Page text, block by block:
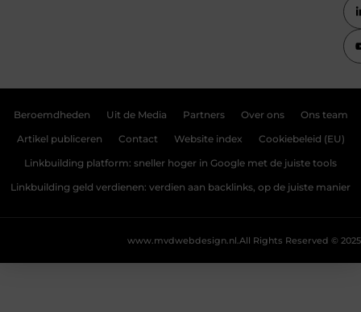
Beroemdheden Uit de Media Partners Over ons Ons team
Artikel publiceren Contact Website index Cookiebeleid (EU)
Linkbuilding platform: sneller hoger in Google met de juiste tools
Linkbuilding geld verdienen: verdien aan backlinks, op de juiste manier
All Rights Reserved © 2025
www.mvdwebdesign.nl.